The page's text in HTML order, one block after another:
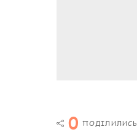
0 ПОДІЛИЛИСЬ